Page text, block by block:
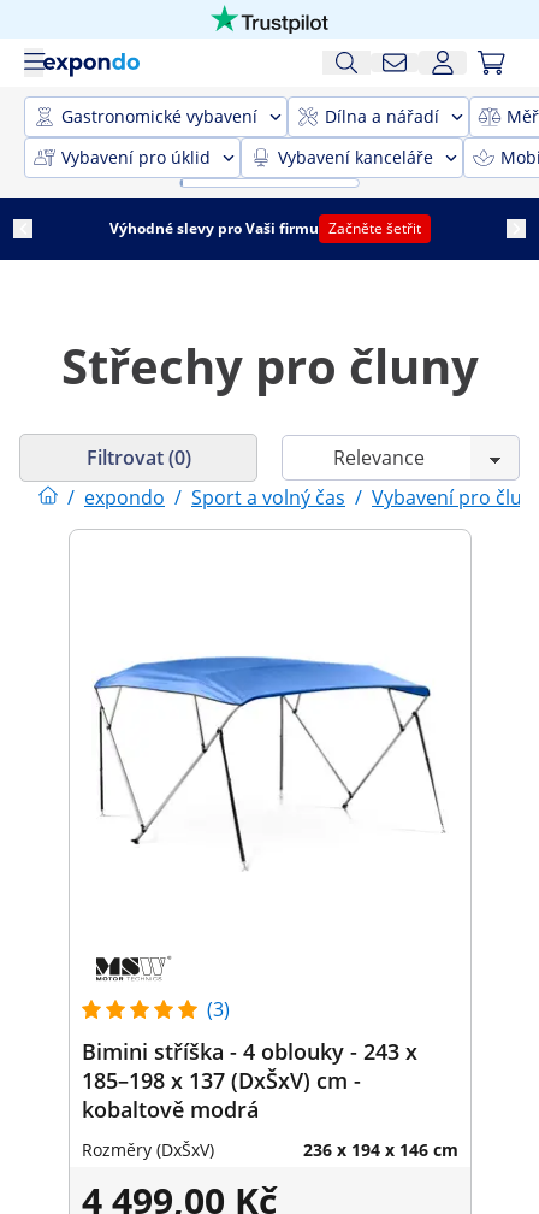
Gastronomické vybavení Dílna a nářadí
Vybavení pro úklid
Vybavení kanceláře
Výhodné slevy pro Vaši firmu Začněte šetřit
Střechy pro čluny
/ expondo / Sport a volný čas / Vybavení pro
Filtrovat (0)
(3)
Bimini stříška - 4 oblouky - 243 x
185–198 x 137 (DxŠxV) cm -
kobaltově modrá
Rozměry (DxŠxV) 236 x 194 x 146 cm
4 499,00 Kč